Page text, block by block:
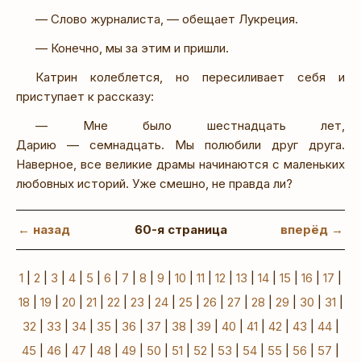
— Слово журналиста, — обещает Лукреция.
— Конечно, мы за этим и пришли.
Катрин колеблется, но пересиливает себя и
приступает к рассказу:
— Мне было шестнадцать лет,
Дарию — семнадцать. Мы полюбили друг друга.
Наверное, все великие драмы начинаются с маленьких
любовных историй. Уже смешно, не правда ли?
← назад 60-я страница вперёд →
1 2 3 4 5 6 7 8 9 10 11 12 13 14 15 16 17
18
19 20 21 22 23 24| 25 26 27 28 29 30 31
32
33 34| 35 36 37 38 39 40 41 42 43 44|
45
46 47 48 49 50 51 52 53 54 55 56 57